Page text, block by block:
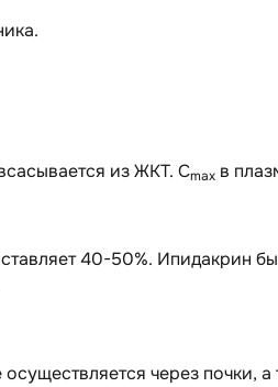
из ЖКТ. Cmax в
40-50%. Ипидакрин
через почки,